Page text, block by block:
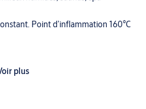
Point d’inflammation 160°C
: 2003 / AC : 2006, Grade 8 / 500
: 2007 et EN 1670 : 2007 / AC :
plus